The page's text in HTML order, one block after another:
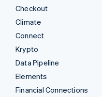
Checkout
Climate
Connect
Krypto
Data Pipeline
Elements
Financial Connections